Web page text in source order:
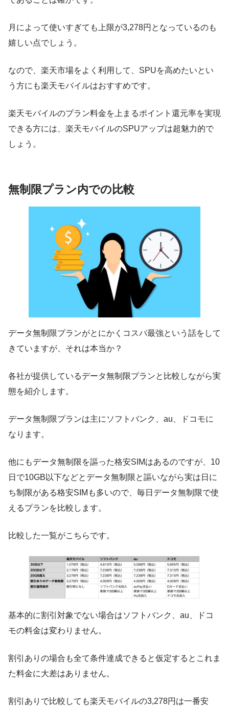
月によって使いすぎても上限が3,278円となっているのも
嬉しい点でしょう。
なので、楽天市場をよく利用して、SPUを高めたいとい
う方にも楽天モバイルはおすすめです。
楽天モバイルのプラン料金を上まるポイント還元率を実現
できる方には、楽天モバイルのSPUアップは超魅力的で
しょう。
無制限プラン内での比較
データ無制限プランがとにかくコスパ最強という話をして
きていますが、それは本当か？
各社が提供しているデータ無制限プランと比較しながら実
態を紹介します。
データ無制限プランは主にソフトバンク、au、ドコモに
なります。
他にもデータ無制限を謳った格安SIMはあるのですが、10
日で10GB以下などとデータ無制限と謳いながら実は日に
ち制限がある格安SIMも多いので、毎日データ無制限で使
えるプランを比較します。
比較した一覧がこちらです。
基本的に割引対象でない場合はソフトバンク、au、ドコ
モの料金は変わりません。
割引ありの場合も全て条件達成できると仮定するとこれま
た料金に大差はありません。
割引ありで比較しても楽天モバイルの3,278円は一番安